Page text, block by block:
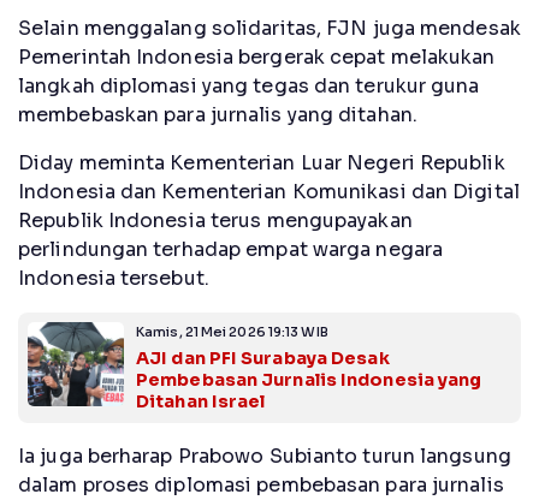
Selain menggalang solidaritas, FJN juga mendesak
Pemerintah Indonesia bergerak cepat melakukan
langkah diplomasi yang tegas dan terukur guna
membebaskan para jurnalis yang ditahan.
Diday meminta Kementerian Luar Negeri Republik
Indonesia dan Kementerian Komunikasi dan Digital
Republik Indonesia terus mengupayakan
perlindungan terhadap empat warga negara
Indonesia tersebut.
Kamis, 21 Mei 2026 19:13 WIB
AJI dan PFI Surabaya Desak
Pembebasan Jurnalis Indonesia yang
Ditahan Israel
Ia juga berharap Prabowo Subianto turun langsung
dalam proses diplomasi pembebasan para jurnalis